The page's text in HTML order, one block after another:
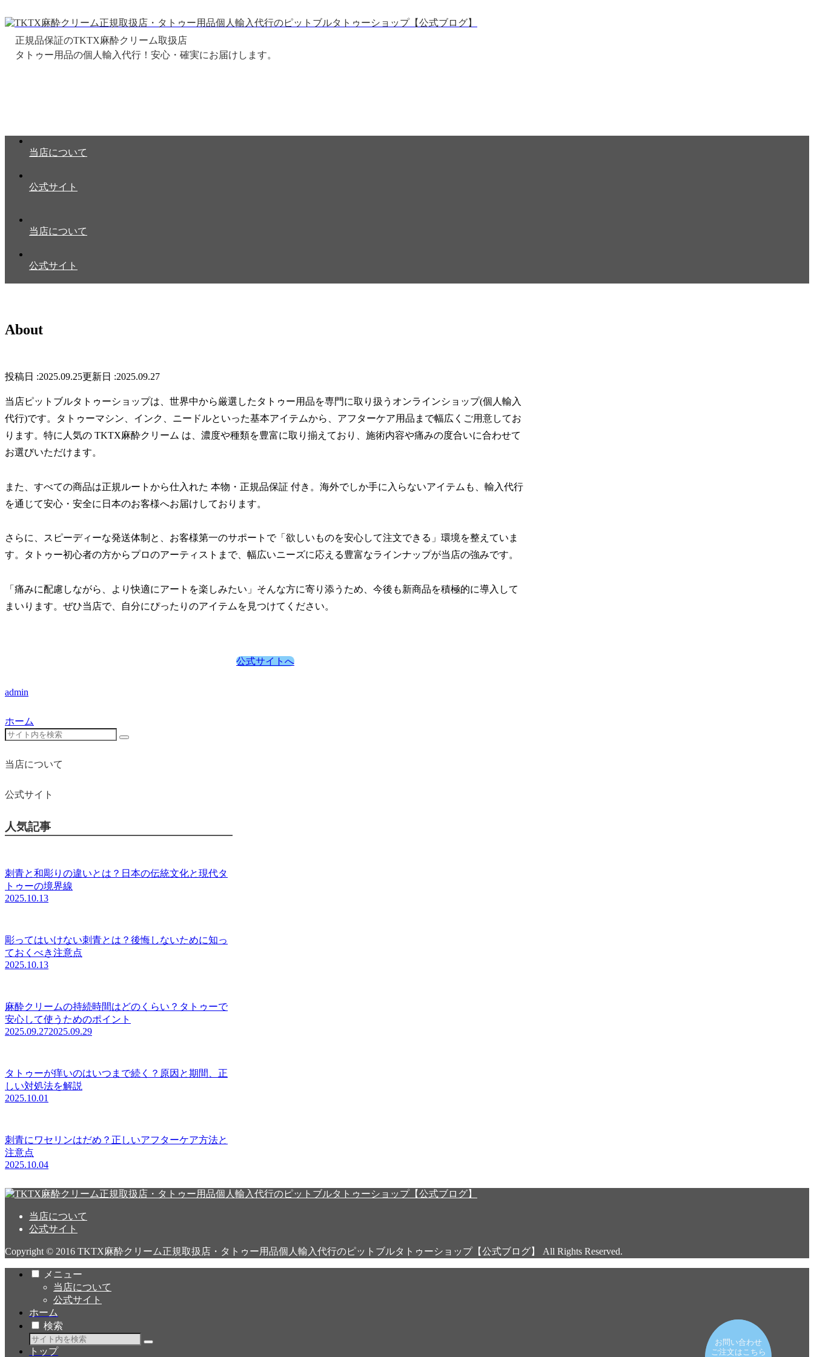
正規品保証のTKTX麻酔クリーム取扱店
当店について
公式サイト
当店について
公式サイト
About
2025.09.25 2025.09.27
当店ピットブルタトゥーショップは、世界中から厳選したタトゥー用品を専門に取り扱うオンラインショップ(個人輸入
代行)です。タトゥーマシン、インク、ニードルといった基本アイテムから、アフターケア用品まで幅広くご用意してお
ります。特に人気の TKTX麻酔クリーム は、濃度や種類を豊富に取り揃えており、施術内容や痛みの度合いに合わせて
お選びいただけます。
また、すべての商品は正規ルートから仕入れた 本物・正規品保証 付き。海外でしか手に入らないアイテムも、輸入代行
を通じて安心・安全に日本のお客様へお届けしております。
さらに、スピーディーな発送体制と、お客様第一のサポートで「欲しいものを安心して注文できる」環境を整えていま
す。タトゥー初心者の方からプロのアーティストまで、幅広いニーズに応える豊富なラインナップが当店の強みです。
「痛みに配慮しながら、より快適にアートを楽しみたい」そんな方に寄り添うため、今後も新商品を積極的に導入して
まいります。ぜひ当店で、自分にぴったりのアイテムを見つけてください。
公式サイトへ
admin
ホーム
当店について
公式サイト
人気記事
刺青と和彫りの違いとは？日本の伝統文化と現代タ
トゥーの境界線
2025.10.13
彫ってはいけない刺青とは？後悔しないために知っ
ておくべき注意点
2025.10.13
麻酔クリームの持続時間はどのくらい？タトゥーで
安心して使うためのポイント
2025.09.272025.09.29
タトゥーが痒いのはいつまで続く？原因と期間、正
しい対処法を解説
2025.10.01
刺青にワセリンはだめ？正しいアフターケア方法と
注意点
2025.10.04
お問い合わせ
ご注文はこちら
お問い合わせ
ご注文はこちら
当店について
公式サイト
Copyright © 2016 TKTX麻酔クリーム正規取扱店・タトゥー用品個人輸入代行のピットブルタトゥーショップ【公式ブログ】 All Rights Reserved.
メニュー
当店について
公式サイト
ホーム
検索
トップ